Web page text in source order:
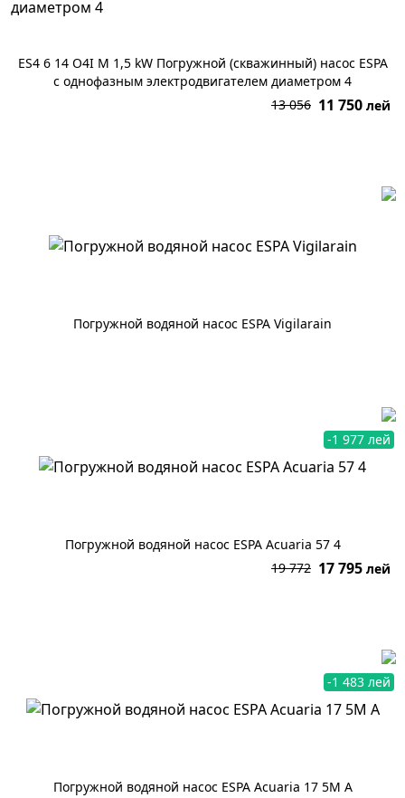
ES4 6 14 O4I M 1,5 kW Погружной (скважинный) насос ESPA
с однофазным электродвигателем диаметром 4
13 056 11 750 лей
Погружной водяной насос ESPA Vigilarain
-1 977 лей
Погружной водяной насос ESPA Acuaria 57 4
19 772 17 795 лей
-1 483 лей
Погружной водяной насос ESPA Acuaria 17 5M A